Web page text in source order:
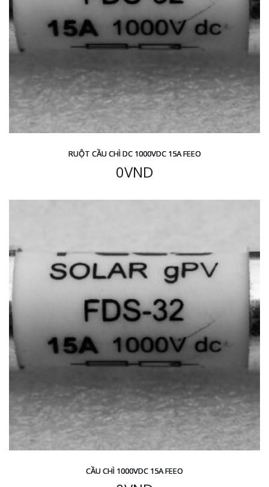
RUỘT CẦU CHÌ DC 1000VDC 15A FEEO
0VND
CẦU CHÌ 1000VDC 15A FEEO